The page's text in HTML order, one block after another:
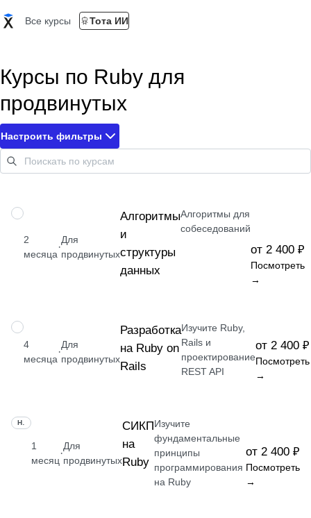
Все курсы Тота ИИ
Курсы по Ruby для
продвинутых
Настроить фильтры
НАВЫК
2
месяца
·
Для
продвинутых
Алгоритмы
и
структуры
данных
Алгоритмы для
собеседований
от 2 400 ₽
Посмотреть
→
НАВЫК
4
месяца
·
Для
продвинутых
Разработка
на Ruby on
Rails
Изучите Ruby,
Rails и
проектирование
REST API
от 2 400 ₽
Посмотреть
→
1
месяц
·
Для
продвинутых
СИКП
на
Ruby
Изучите
фундаментальные
принципы
программирования
на Ruby
от 2 400 ₽
Посмотреть
→